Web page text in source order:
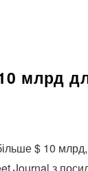
млрд
$ 10 млрд,